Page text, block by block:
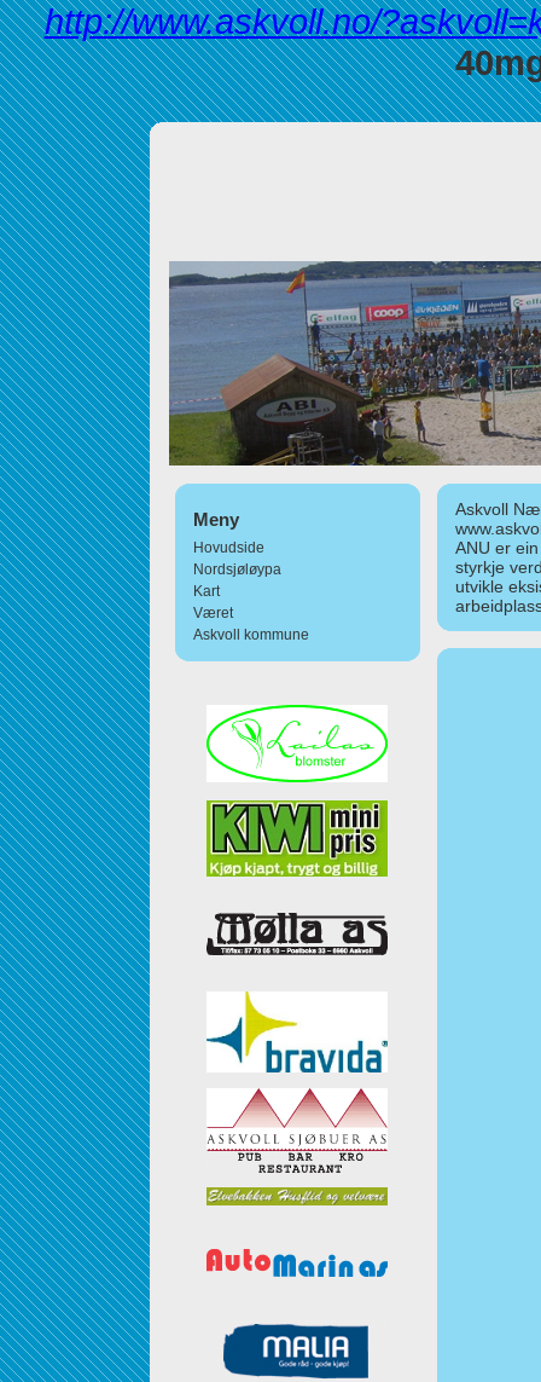
http://www.askvoll.no/
Meny
Hovudside
Nordsjøløypa
Kart
Været
Askvoll kommune
Askvoll
ANU er
styrkje
utvikle